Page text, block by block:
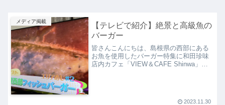
メディア掲載
【テレビで紹介】絶景と高級魚の
バーガー
皆さんこんにちは、島根県の西部にある
お魚を使用したバーガー特集に和田珍味
店内カフェ「VIEW＆CAFE Shinwa」が
2023.11.30